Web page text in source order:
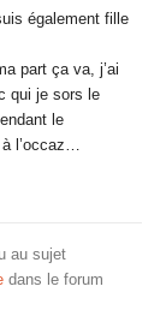
également fille
part ça va, j’ai
qui je sors le
le
à l’occaz…
au sujet
dans le forum